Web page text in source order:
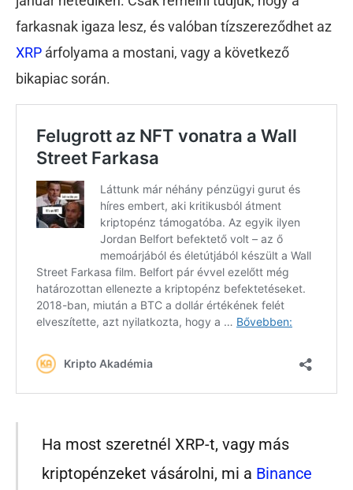
farkasnak igaza lesz, és valóban tízszereződhet az
XRP árfolyama a mostani, vagy a következő
bikapiac során.
Ha most szeretnél XRP-t, vagy más
kriptopénzeket vásárolni, mi a Binance